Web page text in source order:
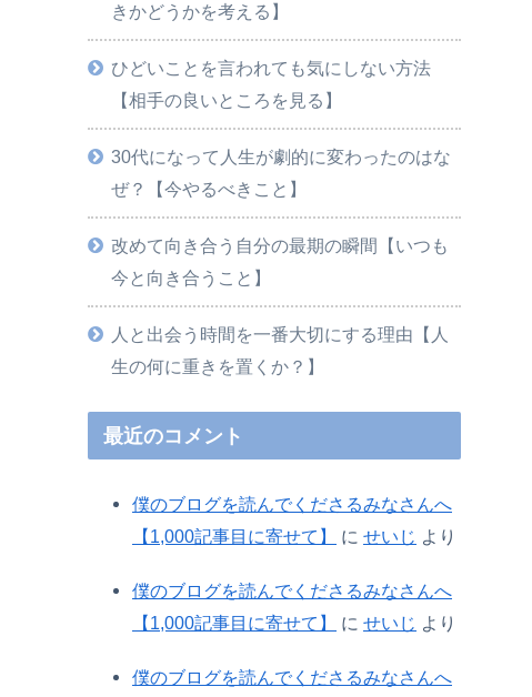
きかどうかを考える】
ひどいことを言われても気にしない方法
【相手の良いところを見る】
30代になって人生が劇的に変わったのはな
ぜ？【今やるべきこと】
改めて向き合う自分の最期の瞬間【いつも
今と向き合うこと】
人と出会う時間を一番大切にする理由【人
生の何に重きを置くか？】
最近のコメント
僕のブログを読んでくださるみなさんへ
【1,000記事目に寄せて】
に せいじ より
僕のブログを読んでくださるみなさんへ
【1,000記事目に寄せて】
に せいじ より
僕のブログを読んでくださるみなさんへ